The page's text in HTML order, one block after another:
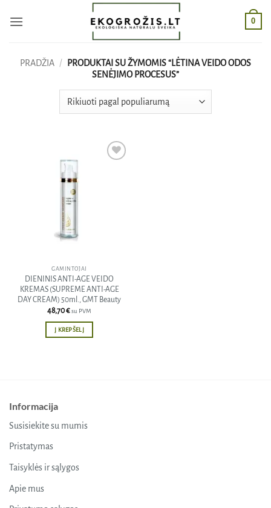
0
PRADŽIA /
PRODUKTAI SU ŽYMOMIS “LĖTINA VEIDO ODOS
SENĖJIMO PROCESUS”
GAMINTOJAI
DIENINIS ANTI-AGE VEIDO
KREMAS (SUPREME ANTI-AGE
DAY CREAM) 50ml., GMT Beauty
48,70€su PVM
Į KREPŠELĮ
Informacija
Susisiekite su mumis
Pristatymas
Taisyklės ir sąlygos
Apie mus